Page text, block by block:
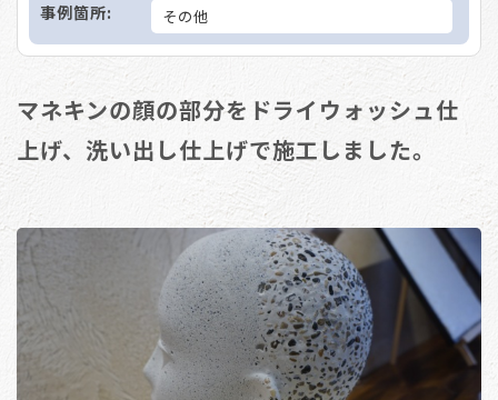
事例箇所: その他
マネキンの顔の部分をドライウォッシュ仕
上げ、洗い出し仕上げで施工しました。